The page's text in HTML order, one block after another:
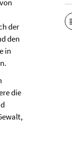
der
den
in
die